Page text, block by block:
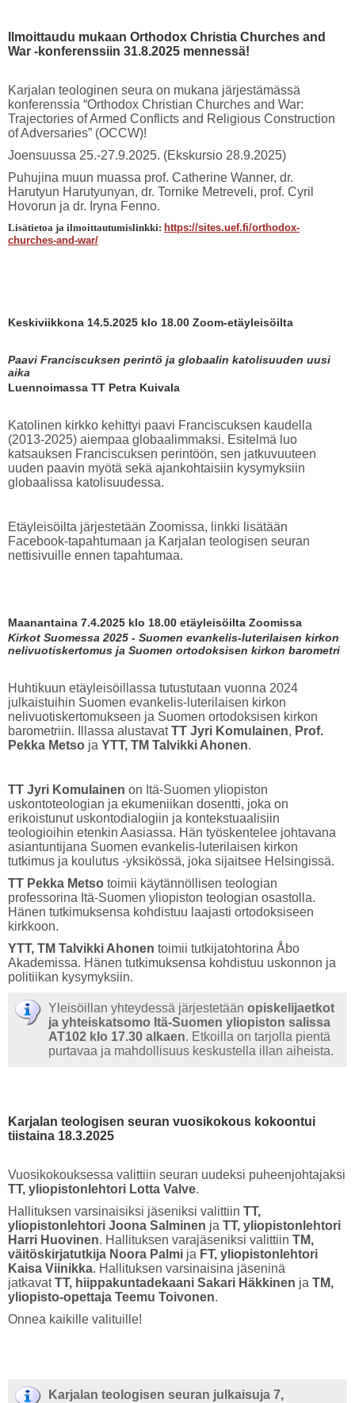
Ilmoittaudu mukaan Orthodox Christia Churches and
War -konferenssiin 31.8.2025 mennessä!
Karjalan teologinen seura on mukana järjestämässä
konferenssia “Orthodox Christian Churches and War:
Trajectories of Armed Conflicts and Religious Construction
of Adversaries” (OCCW)!
Joensuussa 25.-27.9.2025. (Ekskursio 28.9.2025)
Puhujina muun muassa prof. Catherine Wanner, dr.
Harutyun Harutyunyan, dr. Tornike Metreveli, prof. Cyril
Hovorun ja dr. Iryna Fenno.
Lisätietoa ja ilmoittautumislinkki: https://sites.uef.fi/orthodox-
churches-and-war/
Keskiviikkona 14.5.2025 klo 18.00 Zoom-etäyleisöilta
Paavi Franciscuksen perintö ja globaalin katolisuuden uusi
aika
Luennoimassa TT Petra Kuivala
Katolinen kirkko kehittyi paavi Franciscuksen kaudella
(2013-2025) aiempaa globaalimmaksi. Esitelmä luo
katsauksen Franciscuksen perintöön, sen jatkuvuuteen
uuden paavin myötä sekä ajankohtaisiin kysymyksiin
globaalissa katolisuudessa.
Etäyleisöilta järjestetään Zoomissa, linkki lisätään
Facebook-tapahtumaan ja Karjalan teologisen seuran
nettisivuille ennen tapahtumaa.
Maanantaina 7.4.2025 klo 18.00 etäyleisöilta Zoomissa
Kirkot Suomessa 2025 - Suomen evankelis-luterilaisen kirkon
nelivuotiskertomus ja Suomen ortodoksisen kirkon barometri
Huhtikuun etäyleisöillassa tutustutaan vuonna 2024
julkaistuihin Suomen evankelis-luterilaisen kirkon
nelivuotiskertomukseen ja Suomen ortodoksisen kirkon
barometriin. Illassa alustavatTT Jyri Komulainen, Prof.
Pekka Metso ja YTT, TM Talvikki Ahonen.
TT Jyri Komulainen on Itä-Suomen yliopiston
uskontoteologian ja ekumeniikan dosentti, joka on
erikoistunut uskontodialogiin ja kontekstuaalisiin
teologioihin etenkin Aasiassa. Hän työskentelee johtavana
asiantuntijana Suomen evankelis-luterilaisen kirkon
tutkimus ja koulutus -yksikössä, joka sijaitsee Helsingissä.
TT Pekka Metso toimii käytännöllisen teologian
professorina Itä-Suomen yliopiston teologian osastolla.
Hänen tutkimuksensa kohdistuu laajasti ortodoksiseen
kirkkoon.
YTT, TM Talvikki Ahonen toimii tutkijatohtorina Åbo
Akademissa. Hänen tutkimuksensa kohdistuu uskonnon ja
politiikan kysymyksiin.
Yleisöillan yhteydessä järjestetään opiskelijaetkot
ja yhteiskatsomo Itä-Suomen yliopiston salissa
AT102 klo 17.30 alkaen. Etkoilla on tarjolla pientä
purtavaa ja mahdollisuus keskustella illan aiheista.
Karjalan teologisen seuran vuosikokous kokoontui
tiistaina 18.3.2025
Vuosikokouksessa valittiin seuran uudeksi puheenjohtajaksi
TT, yliopistonlehtori Lotta Valve.
Hallituksen varsinaisiksi jäseniksi valittiin TT,
yliopistonlehtori Joona Salminen ja TT, yliopistonlehtori
Harri Huovinen. Hallituksen varajäseniksi valittiin TM,
väitöskirjatutkija Noora Palmi ja FT, yliopistonlehtori
Kaisa Viinikka. Hallituksen varsinaisina jäseninä
jatkavatTT, hiippakuntadekaani Sakari Häkkinen ja TM,
yliopisto-opettaja Teemu Toivonen.
Onnea kaikille valituille!
Karjalan teologisen seuran julkaisuja 7,